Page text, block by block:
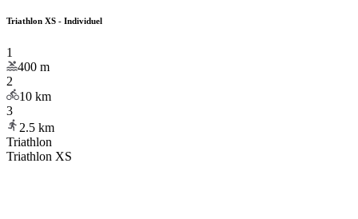
Triathlon XS - Individuel
1
400 m
2
10 km
3
2.5 km
Triathlon
Triathlon XS